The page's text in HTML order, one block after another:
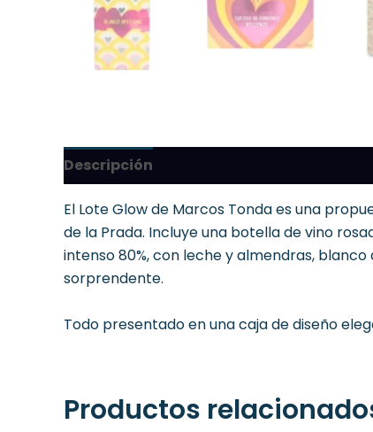
Descripción
El Lote Glow de Marcos Tonda es una
de la Prada. Incluye una botella de vino
intenso 80%, con leche y almendras,
sorprendente.
Todo presentado en una caja de diseño
Productos